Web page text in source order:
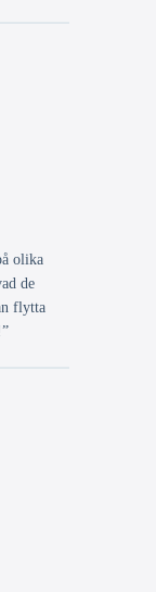
olika
de
flytta